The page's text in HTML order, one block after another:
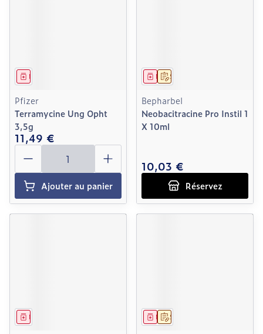
Médicament
Pfizer
Terramycine Ung Opht
3,5g
11,49 €
Quantité
Ajouter au panier
Sur prescription
Médicament
Bepharbel
Neobacitracine Pro Instil 1
X 10ml
10,03 €
Réservez
Médicament Sur prescription
Médicament